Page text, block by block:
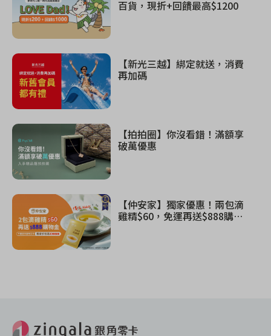
百貨，現折+回饋最高$1200
【新光三越】綁定就送，消費
再加碼
【拍拍圈】你沒看錯！滿額享
破萬優惠
【仲安家】獨家優惠！兩包滴
雞精$60，免運再送$888購物